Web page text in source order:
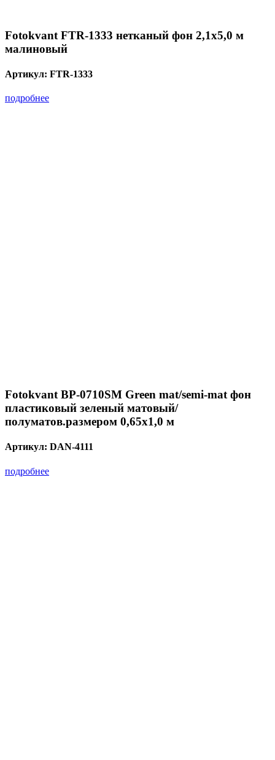
Fotokvant FTR-1333 нетканый фон 2,1х5,0 м
малиновый
Артикул: FTR-1333
подробнее
Fotokvant BP-0710SM Green mat/semi-mat фон
пластиковый зеленый матовый/
полуматов.размером 0,65х1,0 м
Артикул: DAN-4111
подробнее